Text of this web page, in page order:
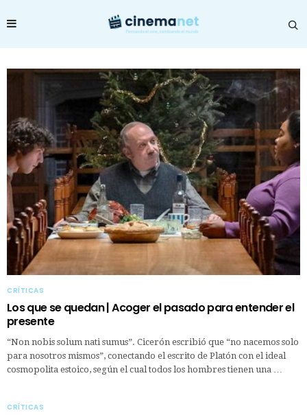
CRÍTICAS
Los que se quedan | Acoger el pasado para entender el
presente
“Non nobis solum nati sumus”. Cicerón escribió que “no nacemos solo
para nosotros mismos”, conectando el escrito de Platón con el ideal
cosmopolita estoico, según el cual todos los hombres tienen una …
CRÍTICAS